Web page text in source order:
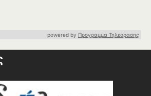
powered by Προγραμμα Τηλεορασης